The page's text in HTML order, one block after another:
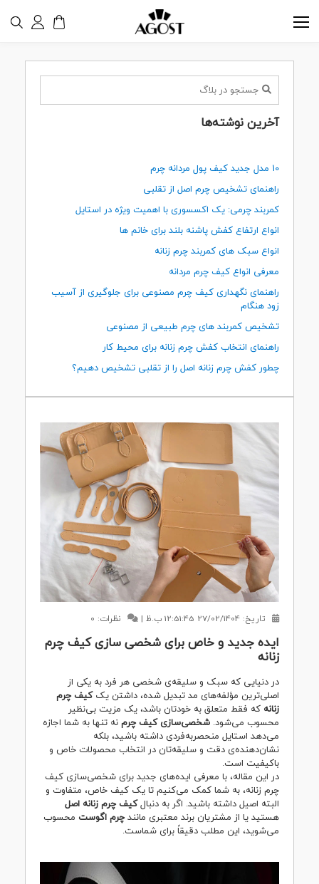
تاریخ: 27/02/1404 12:51:45 ب.ظ | نظرات: 0
ایده جدید و خاص برای شخصی سازی کیف چرم
زنانه
در دنیایی که سبک و سلیقه‌ی شخصی هر فرد به یکی از
اصلی‌ترین مؤلفه‌های مد تبدیل شده، داشتن یککیف چرم
زنانه که فقط متعلق به خودتان باشد، یک مزیت بی‌نظیر
محسوب می‌شود. شخصی‌سازی کیف چرمنه تنها به شما اجازه
می‌دهد استایل منحصربه‌فردی داشته باشید، بلکه
نشان‌دهنده‌ی دقت و سلیقه‌تان در انتخاب محصولات خاص و
باکیفیت است.
در این مقاله، با معرفی ایده‌های جدید برای شخصی‌سازی کیف
چرم زنانه، به شما کمک می‌کنیم تا یک کیف خاص، متفاوت و
البته اصیل داشته باشید. اگر به دنبالکیف چرم زنانه اصل
هستید یا از مشتریان برند معتبری مانندچرم اگوست محسوب
می‌شوید، این مطلب دقیقاً برای شماست.
آخرین نوشته‌ها
10 مدل جدید کیف پول مردانه چرم
راهنمای تشخیص چرم اصل از تقلبی
کمربند چرمی: یک اکسسوری با اهمیت ویژه در استایل
انواع ارتفاع کفش پاشنه بلند برای خانم ها
انواع سبک های کمربند چرم زنانه
معرفی انواع کیف چرم مردانه
راهنمای نگهداری کیف چرم مصنوعی برای جلوگیری از آسیب
زود هنگام
تشخیص کمربند های چرم طبیعی از مصنوعی
راهنمای انتخاب کفش چرم زنانه برای محیط کار
چطور کفش چرم زنانه اصل را از تقلبی تشخیص دهیم؟